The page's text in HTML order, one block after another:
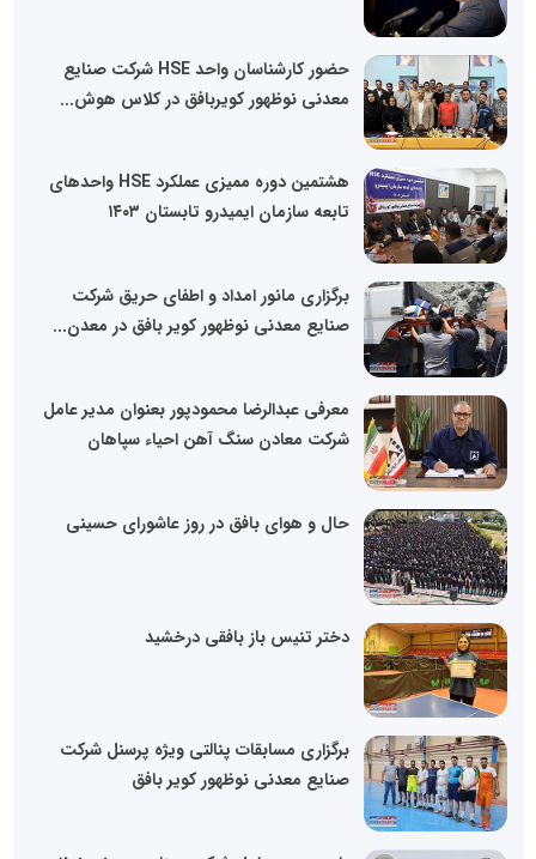
حضور کارشناسان واحد HSE شرکت صنایع
معدنی نوظهور کویربافق در کلاس هوش...
هشتمین دوره ممیزی عملکرد HSE واحدهای
تابعه سازمان ایمیدرو تابستان ۱۴۰۳
برگزاری مانور امداد و اطفای حریق شرکت
صنایع معدنی نوظهور کویر بافق در معدن...
معرفی عبدالرضا محمودپور بعنوان مدیر عامل
شرکت معادن سنگ آهن احیاء سپاهان
حال و هوای بافق در روز عاشورای حسینی
دختر تنیس باز بافقی درخشید
برگزاری مسابقات پنالتی ویژه پرسنل شرکت
صنایع معدنی نوظهور کویر بافق